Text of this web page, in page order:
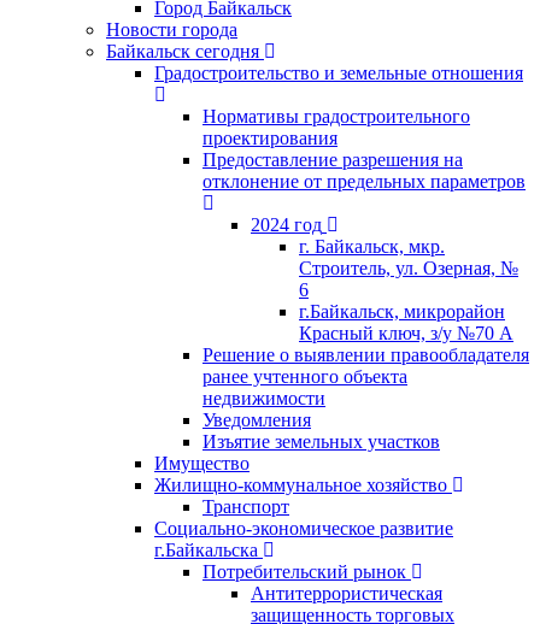
Город Байкальск
Новости города
Байкальск сегодня
Градостроительство и земельные отношения
Нормативы градостроительного
проектирования
Предоставление разрешения на
отклонение от предельных параметров
2024 год
г. Байкальск, мкр.
Строитель, ул. Озерная, №
6
г.Байкальск, микрорайон
Красный ключ, з/у №70 А
Решение о выявлении правообладателя
ранее учтенного объекта
недвижимости
Уведомления
Изъятие земельных участков
Имущество
Жилищно-коммунальное хозяйство
Транспорт
Социально-экономическое развитие
г.Байкальска
Потребительский рынок
Антитеррористическая
защищенность торговых